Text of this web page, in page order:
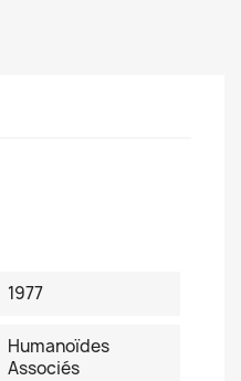
1977
Humanoïdes
Associés